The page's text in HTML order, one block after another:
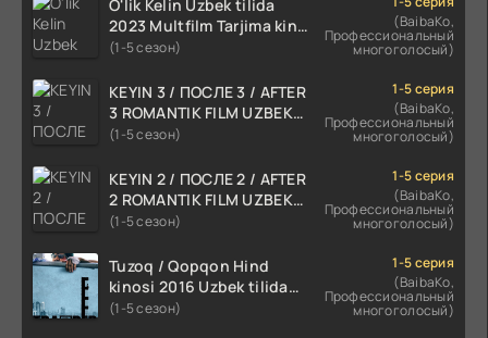
O'lik Kelin Uzbek tilida
2023 Multfilm Tarjima kino
skachat
(1-5 сезон)
(BaibaKo,
Профессиональный
многоголосый)
KEYIN 3 / ПОСЛЕ 3 / AFTER
3 ROMANTIK FILM UZBEK
TILIDA 2021 TARJIMA FILM
(1-5 сезон)
1-5 серия
(BaibaKo,
Профессиональный
многоголосый)
KEYIN 2 / ПОСЛЕ 2 / AFTER
2 ROMANTIK FILM UZBEK
TILIDA 2020 TARJIMA FILM
(1-5 сезон)
1-5 серия
(BaibaKo,
Профессиональный
многоголосый)
Tuzoq / Qopqon Hind
kinosi 2016 Uzbek tilida
tarjima film HD
(1-5 сезон)
1-5 серия
(BaibaKo,
Профессиональный
многоголосый)